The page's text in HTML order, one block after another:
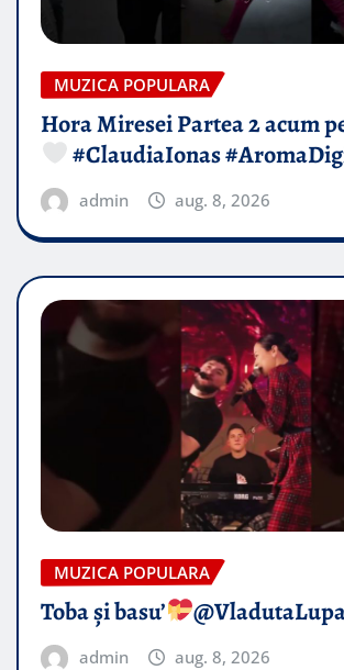
MUZICA POPULARA
Hora Miresei Partea 2 acum
#ClaudiaIonas
admin aug. 8, 2026
MUZICA POPULARA
Toba și basu’
admin aug. 8, 2026